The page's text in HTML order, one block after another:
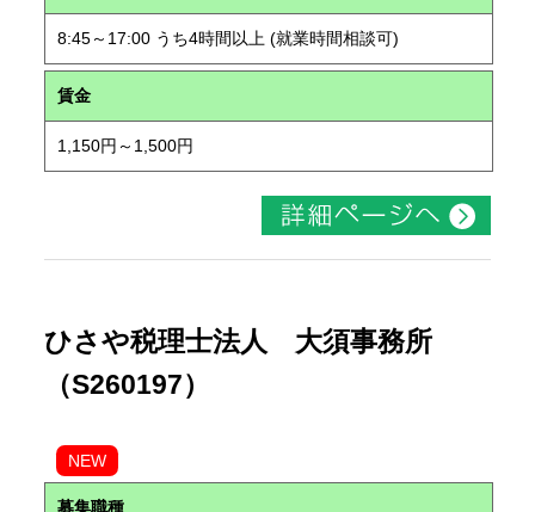
8:45～17:00 うち4時間以上 (就業時間相談可)
賃金
1,150円～1,500円
ひさや税理士法人 大須事務所
（S260197）
NEW
募集職種